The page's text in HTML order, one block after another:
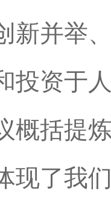
新并举
投资于
概括提
现了我